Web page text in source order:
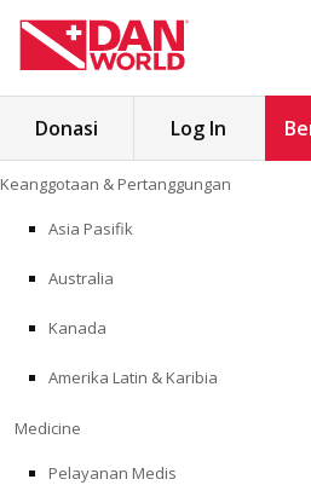
ke
konten
untuk:
KEANGGOTAAN &
SAFETY
PENDIDIKAN
Donasi Log In
Keanggotaan & Pertanggungan
Asia Pasifik
Australia
Kanada
Amerika Latin & Karibia
Medicine
Pelayanan Medis